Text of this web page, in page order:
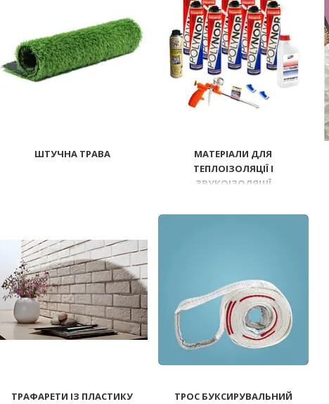
ШТУЧНА ТРАВА
МАТЕРІАЛИ ДЛЯ
ТЕПЛОІЗОЛЯЦІЇ І
ЗВУКОІЗОЛЯЦІЇ
ТРАФАРЕТИ ІЗ ПЛАСТИКУ ТРОС БУКСИРУВАЛЬНИЙ
209